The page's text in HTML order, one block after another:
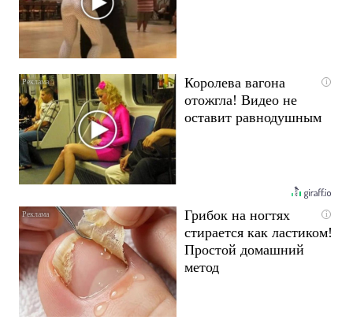
i
Королева вагона
отожгла! Видео не
оставит равнодушным
i
Грибок на ногтях
стирается как ластиком!
Простой домашний
метод